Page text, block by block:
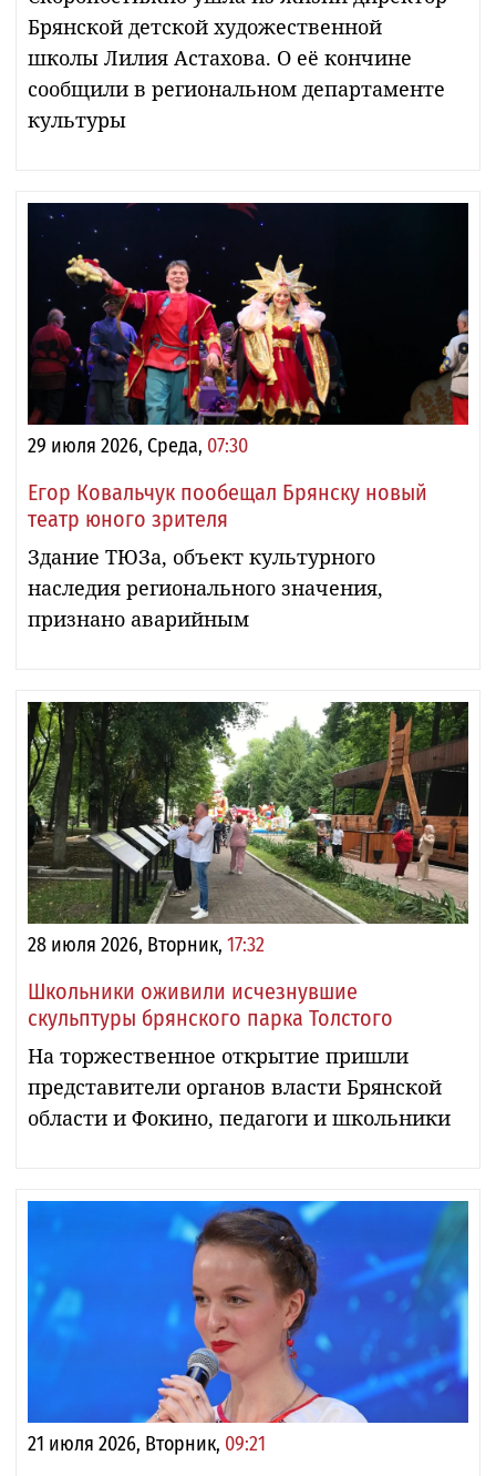
Брянской детской художественной
школы Лилия Астахова. О её кончине
сообщили в региональном департаменте
культуры
29 июля 2026, Среда, 07:30
Егор Ковальчук пообещал Брянску новый
театр юного зрителя
Здание ТЮЗа, объект культурного
наследия регионального значения,
признано аварийным
28 июля 2026, Вторник, 17:32
Школьники оживили исчезнувшие
скульптуры брянского парка Толстого
На торжественное открытие пришли
представители органов власти Брянской
области и Фокино, педагоги и школьники
21 июля 2026, Вторник, 09:21